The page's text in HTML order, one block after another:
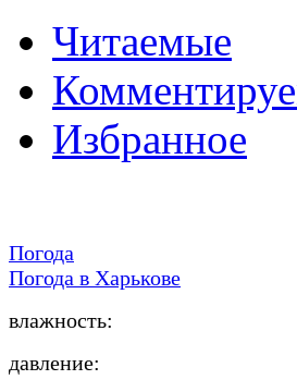
Читаемые
Избранное
Погода
Погода в Харькове
влажность:
давление: